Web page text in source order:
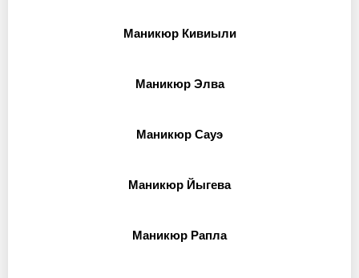
Маникюр Кивиыли
Маникюр Элва
Маникюр Сауэ
Маникюр Йыгева
Маникюр Рапла